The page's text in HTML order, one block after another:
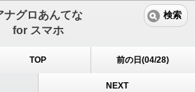
ナグロあんてな
for スマホ
検索
TOP 前の日(04/28)
NEXT